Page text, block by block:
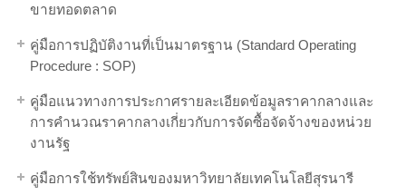
ขายทอดตลาด
คู่มือการปฏิบัติงานที่เป็นมาตรฐาน (Standard Operating
Procedure : SOP)
คู่มือแนวทางการประกาศรายละเอียดข้อมูลราคากลางและ
การคำนวณราคากลางเกี่ยวกับการจัดซื้อจัดจ้างของหน่วย
งานรัฐ
คู่มือการใช้ทรัพย์สินของมหาวิทยาลัยเทคโนโลยีสุรนารี